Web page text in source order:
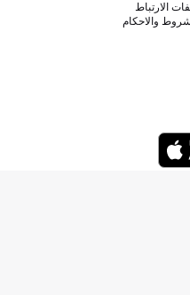
الارتباط
والاحكام